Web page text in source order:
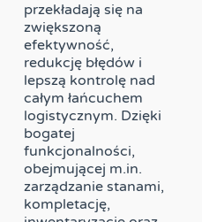
przekładają się na
zwiększoną
efektywność,
redukcję błędów i
lepszą kontrolę nad
całym łańcuchem
logistycznym. Dzięki
bogatej
funkcjonalności,
obejmującej m.in.
zarządzanie stanami,
kompletację,